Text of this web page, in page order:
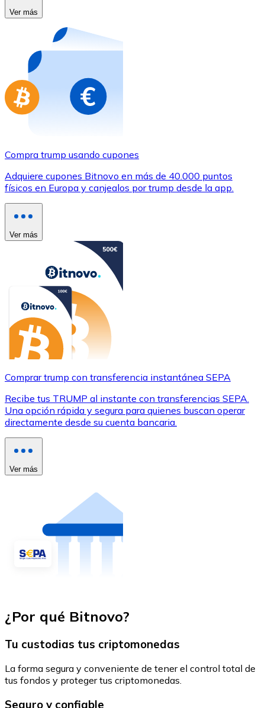
Compra tarjetas regalo de tus marcas favoritas con
Ir a la tienda de tarjetas regalo
Ver más
Compra trump usando cupones
Adquiere cupones Bitnovo en más de 40.000 puntos
físicos en Europa y canjealos por trump desde la app.
Ver más
Comprar trump con transferencia instantánea SEPA
Recibe tus TRUMP al instante con transferencias SEPA.
Una opción rápida y segura para quienes buscan operar
directamente desde su cuenta bancaria.
Ver más
¿Por qué Bitnovo?
Tu custodias tus criptomonedas
La forma segura y conveniente de tener el control total de
tus fondos y proteger tus criptomonedas.
Seguro y confiable